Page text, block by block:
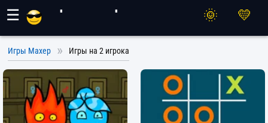
☰
Игры Махер Игры на 2 игрока